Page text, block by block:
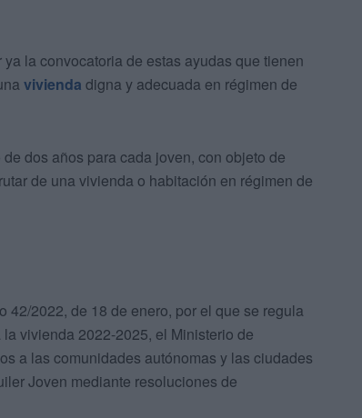
la convocatoria de estas ayudas que tienen
vivienda digna y adecuada en régimen de
dos años para cada joven, con objeto de
de una vivienda o habitación en régimen de
2022, de 18 de enero, por el que se regula
vivienda 2022-2025, el Ministerio de
a las comunidades autónomas y las ciudades
Joven mediante resoluciones de